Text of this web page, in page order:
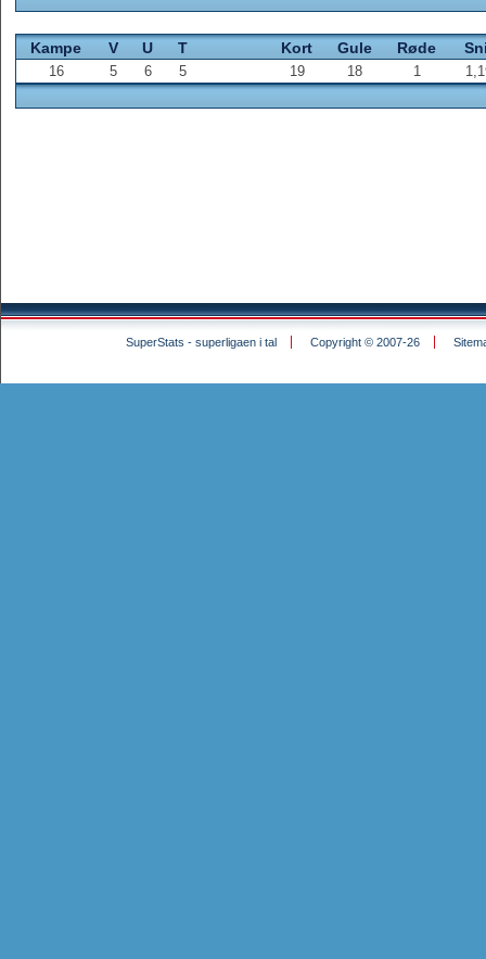
Kampe V U T Kort Gule Røde
16 5 6 5 19 18 1
SuperStats - superligaen i tal Copyright © 2007-26